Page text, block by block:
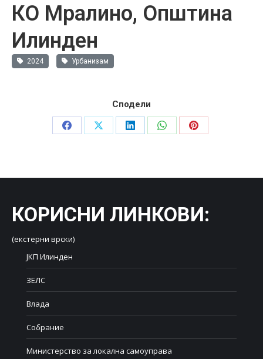
КО Мралино, Општина
Илинден
2024 Урбанизам
Сподели
Share
Share
Share
Share
Share
КОРИСНИ ЛИНКОВИ:
(екстерни врски)
ЈКП Илинден
ЗЕЛС
Влада
Собрание
Министерство за локална самоуправа